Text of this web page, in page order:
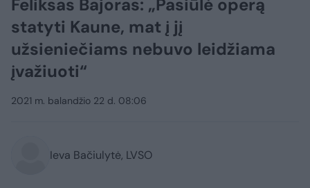
Feliksas Bajoras: „Pasiūlė operą
statyti Kaune, mat į jį
užsieniečiams nebuvo leidžiama
įvažiuoti“
2021 m. balandžio 22 d. 08:06
Ieva Bačiulytė, LVSO